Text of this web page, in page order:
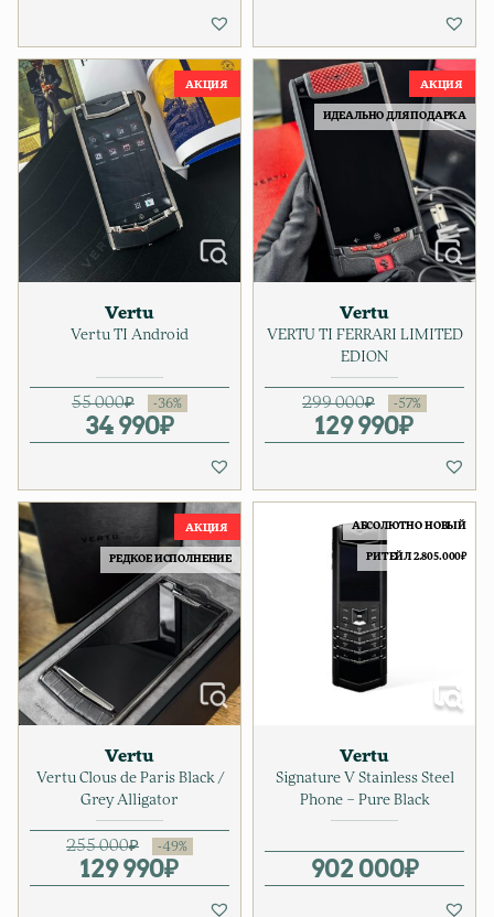
Vertu
Vertu TI Android
55 000₽
Первоначальная цена
34 990₽
Текущая цена: 34 990₽.
ИДЕАЛЬНО ДЛЯ ПОДАРКА
Vertu
VERTU TI FERRARI LIMITED
EDION
299 000₽
129 990₽
Текущая
РЕДКОЕ ИСПОЛНЕНИЕ
Vertu
Vertu Clous de Paris Black /
Grey Alligator
255 000₽
Первоначальная цена
129 990₽
Текущая цена: 129 990₽.
АБСОЛЮТНО НОВЫЙ
РИТЕЙЛ 2.805.000₽
Vertu
Signature V Stainless Steel
Phone – Pure Black
902 000₽